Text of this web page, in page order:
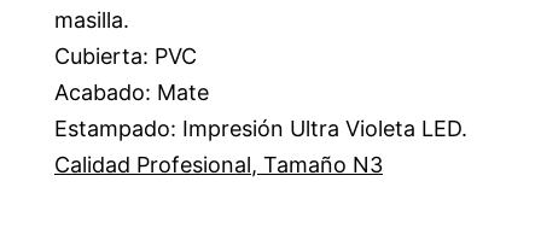
masilla.
Cubierta: PVC
Acabado: Mate
Estampado: Impresión Ultra Violeta LED.
Calidad Profesional, Tamaño N3